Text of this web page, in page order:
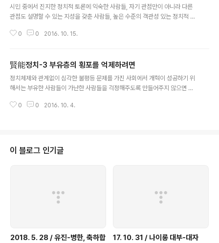
시민 중에서 진지한 정치적 토론에 익숙한 사람들, 자기 관점만이 아니라 다른
관점도 설명할 수 있는 지성을 갖춘 사람들, 높은 수준의 객관성 있는 정치적 지
참여하는 시민들은 깊은 생각을 하지 않는 경향이 있다. 그래서 유권자의 무지
향을 논했다. 그는 한 가지 문제에 대한 서로 형태는 다르면서도 내용은 같은 표
현이 정치적 결정에는 상당히 큰 차이를 가져온다는 사실을 밝혔다. 이 문제를
해결하기 위해서는 프레임 효과 같은 인식상의 결함을 극복하기 위한 공공교육
0 0 2016. 10. 15.
賢能정치-3 부유층의 횡포를 억제하려면
정치체제와 관계없이 심각한 불평등 문제를 가진 사회에서 개혁이 성공하기 위
해서는 부유한 사람들이 가난한 사람들을 걱정해주도록 만들어주지 않으면 안
공유에서 우러나는 공동체의식의 함양이 더 좋은 길이다. 예컨대 일본이나 스웨
자들이 부자들만의 공동체에 갇혀 있지 않다는 사실이다. 일본에서는 부유한 사
람들도 일반인과 함께 의식(儀式)에 참여하고 일상생활에서도 늘 접촉하기 때
0 0 2016. 10. 4.
이 블로그 인기글
2018. 5. 28 / 유진-병한, 축하합
17. 10. 31 / 나이롱 대부-대자